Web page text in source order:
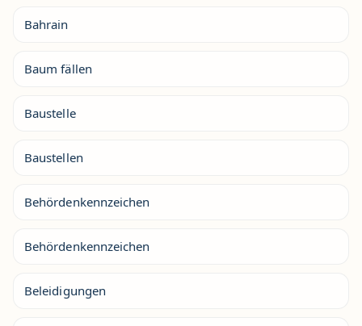
Bahrain
Baum fällen
Baustelle
Baustellen
Behördenkennzeichen
Behördenkennzeichen
Beleidigungen